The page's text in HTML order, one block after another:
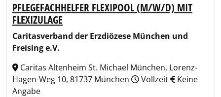
PFLEGEFACHHELFER FLEXIPOOL (M/W/D) MIT
FLEXIZULAGE
Caritasverband der Erzdiözese München und
Freising e.V.
Caritas Altenheim St. Michael München, Lorenz-
Hagen-Weg 10, 81737 München
Vollzeit
Keine
Angabe